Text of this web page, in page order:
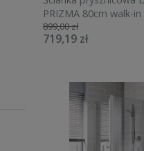
PRIZMA 80cm walk-
KTJ A38P
899,00 zł
719,19 zł